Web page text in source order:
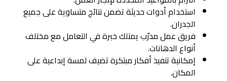
استخدام أدوات حديثة تضمن نتائج متساوية على جميع
الجدران.
فريق عمل مدرّب يمتلك خبرة في التعامل مع مختلف
أنواع الدهانات.
إمكانية تنفيذ أفكار مبتكرة تضيف لمسة إبداعية على
المكان.